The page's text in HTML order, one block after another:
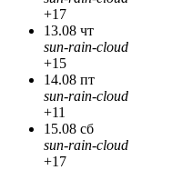
+17
13.08 чт
sun-rain-cloud
+15
14.08 пт
sun-rain-cloud
+11
15.08 сб
sun-rain-cloud
+17